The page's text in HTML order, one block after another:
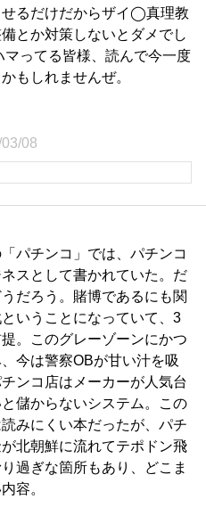
せるだけだからザイ◯真理教
とか対策しないとダメでし
マってる皆様、読んで今一度
もしれませんぜ。
08
パチンコ」では、パチンコ
スとして書かれていた。だ
だろう。賭博であるにも関
いうことになっていて、3
。このグレーゾーンにかつ
今は警察OBが甘い汁を吸
ンコ店はメーカーが人気台
儲からないシステム。この
みにくい本だったが、パチ
北朝鮮に流れてテポドン飛
過ぎな箇所もあり、どこま
容。